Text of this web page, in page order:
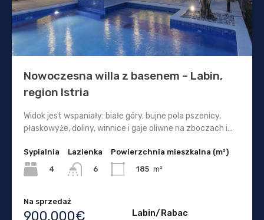
Nowoczesna willa z basenem – Labin,
region Istria
Widok jest wspaniały: białe góry, bujne pola pszenicy,
płaskowyże, doliny, winnice i gaje oliwne na zboczach i...
Sypialnia
4
Lazienka
6
Powierzchnia mieszkalna (m²)
185 m²
Na sprzedaż
900.000€ Labin/Rabac